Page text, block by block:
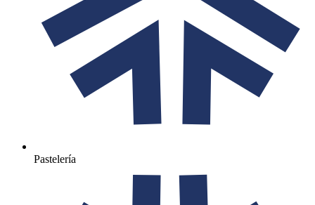
Pastelería